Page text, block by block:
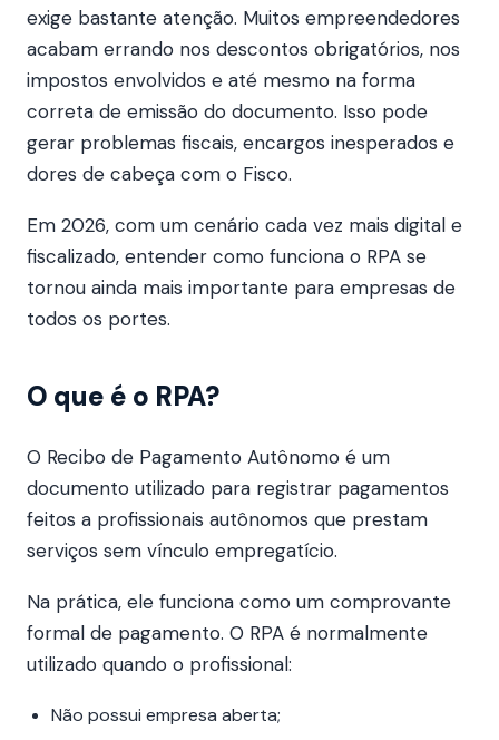
exige bastante atenção. Muitos empreendedores
acabam errando nos descontos obrigatórios, nos
impostos envolvidos e até mesmo na forma
correta de emissão do documento. Isso pode
gerar problemas fiscais, encargos inesperados e
dores de cabeça com o Fisco.
Em 2026, com um cenário cada vez mais digital e
fiscalizado, entender como funciona o RPA se
tornou ainda mais importante para empresas de
todos os portes.
O que é o RPA?
O Recibo de Pagamento Autônomo é um
documento utilizado para registrar pagamentos
feitos a profissionais autônomos que prestam
serviços sem vínculo empregatício.
Na prática, ele funciona como um comprovante
formal de pagamento. O RPA é normalmente
utilizado quando o profissional:
Não possui empresa aberta;